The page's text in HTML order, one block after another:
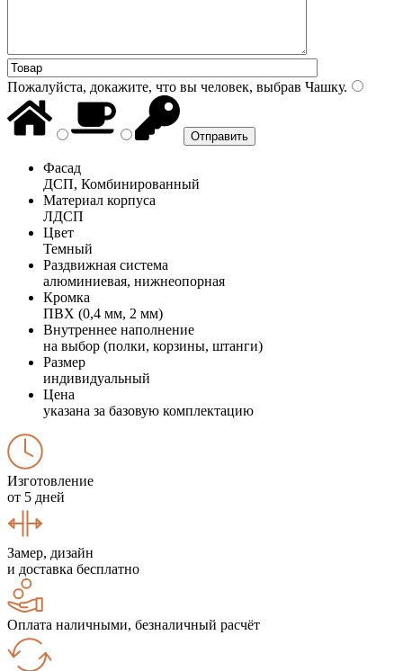
Пожалуйста, докажите, что вы человек, выбрав Чашку.
Фасад
ДСП, Комбинированный
Материал корпуса
ЛДСП
Цвет
Темный
Раздвижная система
алюминиевая, нижнеопорная
Кромка
ПВХ (0,4 мм, 2 мм)
Внутреннее наполнение
на выбор (полки, корзины, штанги)
Размер
индивидуальный
Цена
указана за базовую комплектацию
Изготовление
от 5 дней
Замер, дизайн
и доставка бесплатно
Оплата наличными, безналичный расчёт